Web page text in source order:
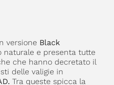
versione Black
naturale e presenta tutte
che hanno decretato il
delle valigie in
Tra queste spicca la